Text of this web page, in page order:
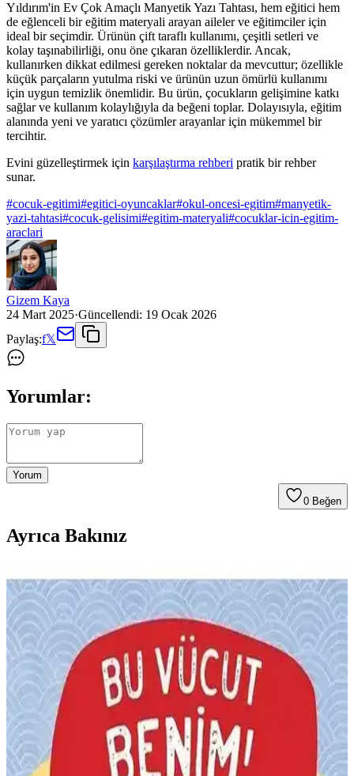
Yıldırım'in Ev Çok Amaçlı Manyetik Yazı Tahtası, hem eğitici hem
de eğlenceli bir eğitim materyali arayan aileler ve eğitimciler için
ideal bir seçimdir. Ürünün çift taraflı kullanımı, çeşitli setleri ve
kolay taşınabilirliği, onu öne çıkaran özelliklerdir. Ancak,
kullanırken dikkat edilmesi gereken noktalar da mevcuttur; özellikle
küçük parçaların yutulma riski ve ürünün uzun ömürlü kullanımı
için uygun temizlik önemlidir. Bu ürün, çocukların gelişimine katkı
sağlar ve kullanım kolaylığıyla da beğeni toplar. Dolayısıyla, eğitim
alanında yeni ve yaratıcı çözümler arayanlar için mükemmel bir
tercihtir.
Evini güzelleştirmek için karşılaştırma rehberi pratik bir rehber
sunar.
#cocuk-egitimi#egitici-oyuncaklar#okul-oncesi-egitim#manyetik-
yazi-tahtasi#cocuk-gelisimi#egitim-materyali#cocuklar-icin-egitim-
araclari
Gizem Kaya
24 Mart 2025·Güncellendi: 19 Ocak 2026
Paylaş:f𝕏
Yorumlar:
Yorum
0 Beğen
Ayrıca Bakınız
Arıtime ve Yılzlar Onluk Taban Blokları
Karşılaştırması: Hangi Ürün Öğrenmeyi Destekler
İki popüler onluk taban bloklarını detaylı karşılaştırıyoruz. Arıtime
ve Yılzlar ürünlerinin özellikleri, kullanıcı yorumları ve eğitimdeki
kullanımıyla ilgili önemli noktaları öğrenin.
Ren Çocuk Atatürk Seti: Çocuklara Türk milletinin
temel değerlerini anlatan eğitim seti
2019 yılında yayımlanan Ren Çocuk Atatürk Seti, çocuklara uygun
anlatımıyla Atatürk'ün hayatı ve Cumhuriyet ilkelerini kapsayan üç
kitap içerir, eğitici ve eğlenceli bir öğrenme deneyimi sunar.